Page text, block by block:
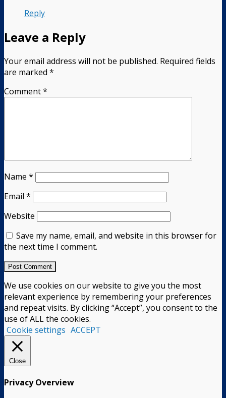
Reply
Leave a Reply
Your email address will not be published. Required fields
are marked *
Comment*
Name *
Email *
Website
Save my name, email, and website in this browser for
the next time I comment.
We use cookies on our website to give you the most
relevant experience by remembering your preferences
and repeat visits. By clicking “Accept”, you consent to the
use of ALL the cookies.
Cookie settings ACCEPT
Close
Privacy Overview